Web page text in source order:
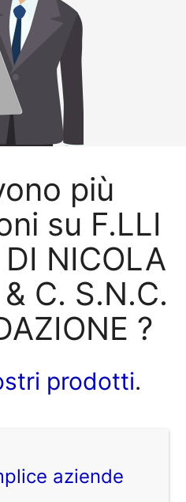
più
su F.LLI
NICOLA
C. S.N.C.
?
prodotti.
aziende